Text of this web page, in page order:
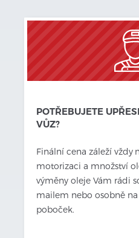
POTŘEBUJETE
VŮZ?
Finální cena záleží vždy
motorizaci a množství
výměny oleje Vám rádi
mailem nebo osobně
poboček.